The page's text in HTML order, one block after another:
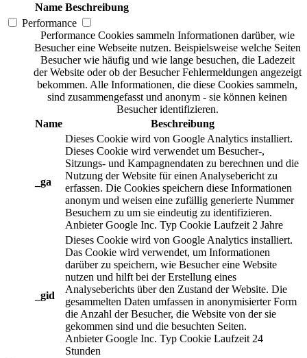
Name Beschreibung
Performance
Performance Cookies sammeln Informationen darüber, wie
Besucher eine Webseite nutzen. Beispielsweise welche Seiten
Besucher wie häufig und wie lange besuchen, die Ladezeit
der Website oder ob der Besucher Fehlermeldungen angezeigt
bekommen. Alle Informationen, die diese Cookies sammeln,
sind zusammengefasst und anonym - sie können keinen
Besucher identifizieren.
Name
Beschreibung
_ga
Dieses Cookie wird von Google Analytics installiert.
Dieses Cookie wird verwendet um Besucher-,
Sitzungs- und Kampagnendaten zu berechnen und die
Nutzung der Website für einen Analysebericht zu
erfassen. Die Cookies speichern diese Informationen
anonym und weisen eine zufällig generierte Nummer
Besuchern zu um sie eindeutig zu identifizieren.
Anbieter Google Inc. Typ Cookie Laufzeit 2 Jahre
_gid
Dieses Cookie wird von Google Analytics installiert.
Das Cookie wird verwendet, um Informationen
darüber zu speichern, wie Besucher eine Website
nutzen und hilft bei der Erstellung eines
Analyseberichts über den Zustand der Website. Die
gesammelten Daten umfassen in anonymisierter Form
die Anzahl der Besucher, die Website von der sie
gekommen sind und die besuchten Seiten.
Anbieter Google Inc. Typ Cookie Laufzeit 24
Stunden